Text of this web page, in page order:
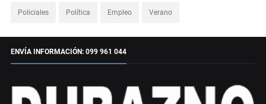
Policiales Política Empleo Verano
ENVÍA INFORMACIÓN: 099 961 044